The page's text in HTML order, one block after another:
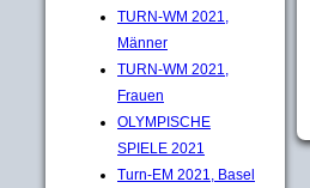
TURN-WM 2021,
Männer
TURN-WM 2021,
Frauen
OLYMPISCHE
SPIELE 2021
Turn-EM 2021, Basel